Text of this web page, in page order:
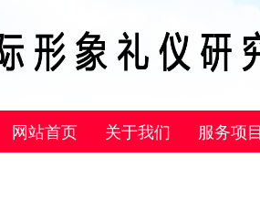
网站首页 关于我们 服务项目